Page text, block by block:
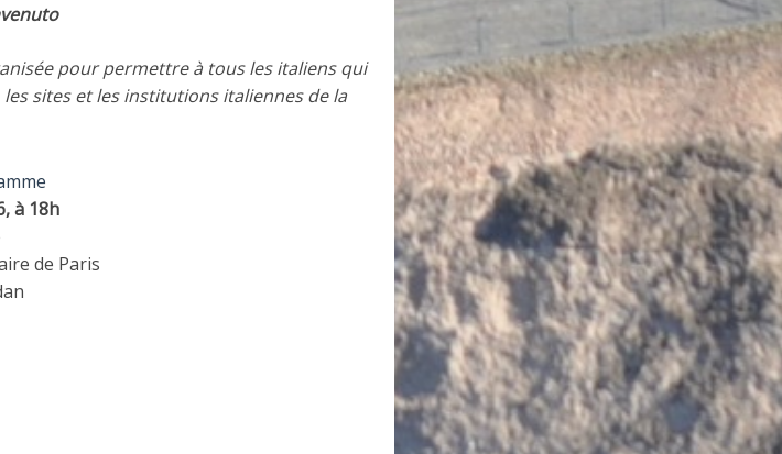
pour permettre à tous les italiens qui
sites et les institutions italiennes de la
à 18h
de Paris